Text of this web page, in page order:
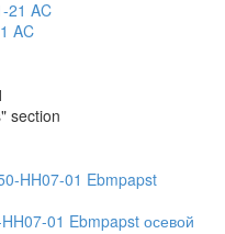
AC
section
01 Ebmpapst осевой